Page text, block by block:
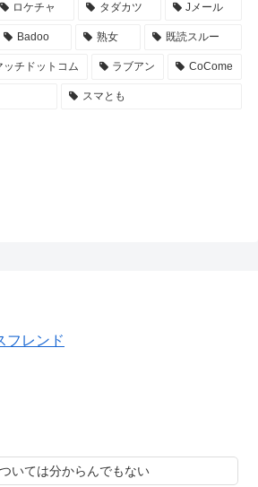
ロケチャ タダカツ Jメール
Badoo 熟女 既読スルー
ッチドットコム ラブアン CoCome
スマとも
フレンド
いては分からんでもない